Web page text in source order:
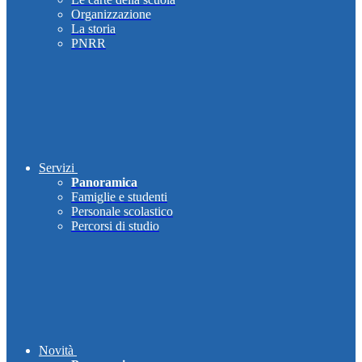
Organizzazione
La storia
PNRR
Servizi
Panoramica
Famiglie e studenti
Personale scolastico
Percorsi di studio
Novità